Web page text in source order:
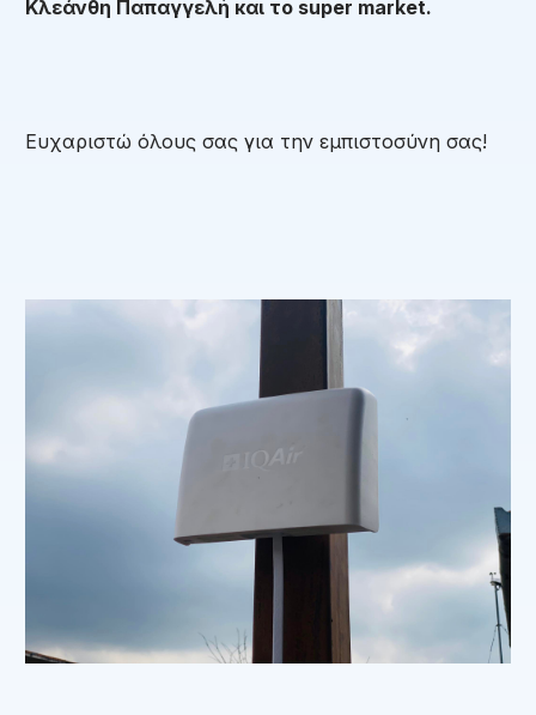
Κλεάνθη Παπαγγελή και το super market.
Ευχαριστώ όλους σας για την εμπιστοσύνη σας!